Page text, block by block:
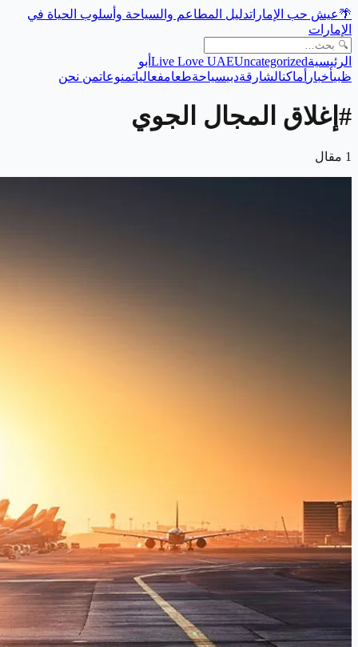
🌴عيش حب الإماراتدليل المطاعم والسياحة وأسلوب الحياة في
الإمارات
الرئيسية Live Love UAEUncategorized
أبو
ظبيأخبار أماكنالشارقةدبيسياحةطعامفعالياتمنوعاتمن نحن
# إغلاق المجال الجوي
1 مقال